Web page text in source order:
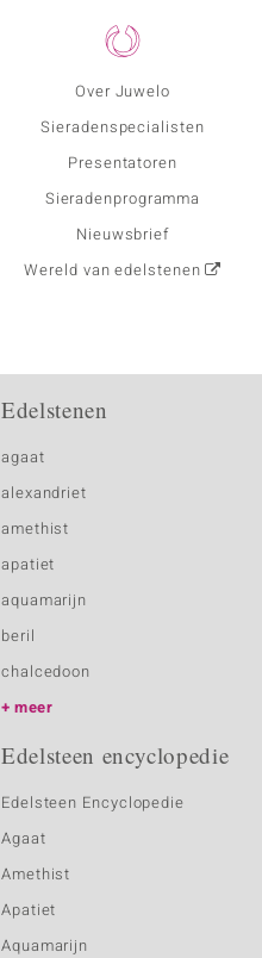
Over Juwelo
Sieradenspecialisten
Presentatoren
Sieradenprogramma
Nieuwsbrief
Wereld van edelstenen
Edelstenen
agaat
alexandriet
amethist
apatiet
aquamarijn
beril
chalcedoon
meer
Edelsteen encyclopedie
Edelsteen Encyclopedie
Agaat
Amethist
Apatiet
Aquamarijn